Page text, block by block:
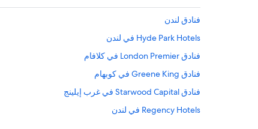
فنادق لندن
Hyde Park Hotels في لندن
فنادق London Premier في كلافام
فنادق Greene King في كوبهام
فنادق Starwood Capital في غرب إيلينج
Regency Hotels في لندن